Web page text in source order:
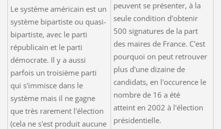
Le système américain est un
système bipartiste ou quasi-
bipartiste, avec le parti
républicain et le parti
démocrate. Il y a aussi
parfois un troisième parti
qui s'immisce dans le
système mais il ne gagne
que très rarement l'élection
(cela ne s'est produit aucune
peuvent se présenter, à la
seule condition d'obtenir
500 signatures de la part
des maires de France. C'est
pourquoi on peut retrouver
plus d'une dizaine de
candidats, en l'occurence le
nombre de 16 a été
atteint en 2002 à l'élection
présidentielle.